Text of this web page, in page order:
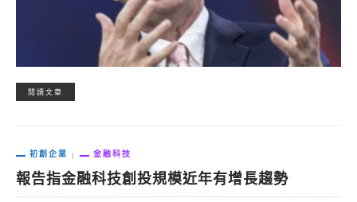
閱讀文章
初創企業 金融科技
報告指金融科技創投規模近年有增長趨勢